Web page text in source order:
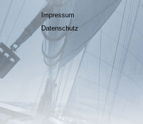
Impressum
Datenschutz